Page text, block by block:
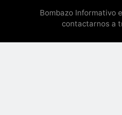
Bombazo Informativo
contactarnos a